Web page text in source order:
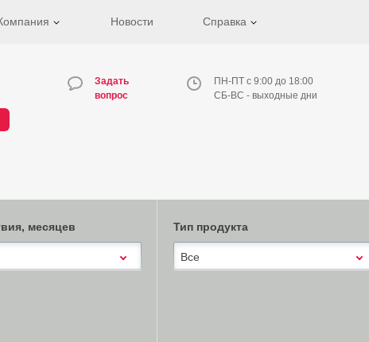
Новости Справка
Задать
вопрос
ПН-ПТ с 9:00 до 18:00
СБ-ВС - выходные дни
месяцев Тип продукта
Все